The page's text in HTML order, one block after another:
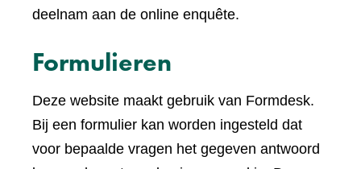
deelnam aan de online enquête.
Formulieren
Deze website maakt gebruik van Formdesk.
Bij een formulier kan worden ingesteld dat
voor bepaalde vragen het gegeven antwoord